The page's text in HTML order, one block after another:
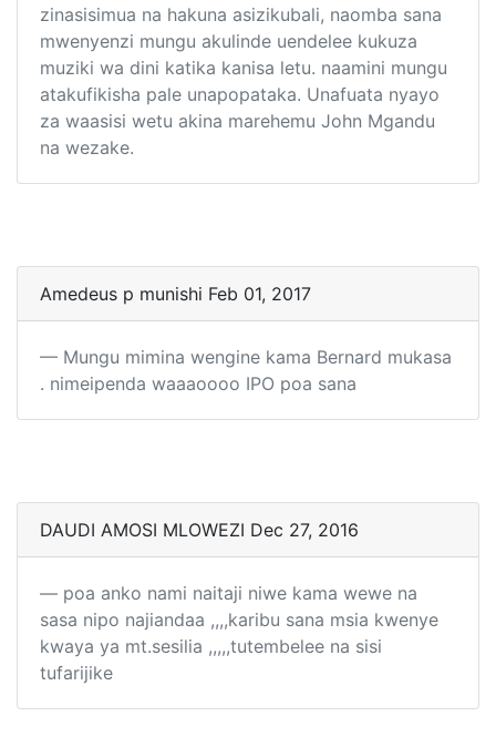
zinasisimua na hakuna asizikubali, naomba sana
mwenyenzi mungu akulinde uendelee kukuza
muziki wa dini katika kanisa letu. naamini mungu
atakufikisha pale unapopataka. Unafuata nyayo
za waasisi wetu akina marehemu John Mgandu
na wezake.
Amedeus p munishi Feb 01, 2017
Mungu mimina wengine kama Bernard mukasa
. nimeipenda waaaoooo IPO poa sana
DAUDI AMOSI MLOWEZI Dec 27, 2016
poa anko nami naitaji niwe kama wewe na
sasa nipo najiandaa ,,,,karibu sana msia kwenye
kwaya ya mt.sesilia ,,,,,tutembelee na sisi
tufarijike